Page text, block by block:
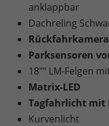
anklappbar
Dachreling
Rückfahrkamera
Parksensoren
18"" LM-Felgen
Matrix-LED
Tagfahrlicht mit
Kurvenlicht